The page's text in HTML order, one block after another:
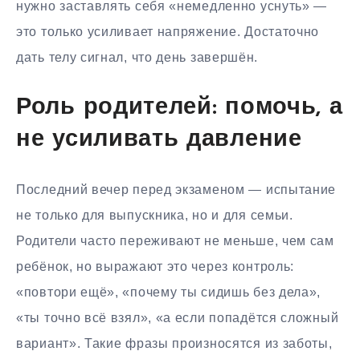
нужно заставлять себя «немедленно уснуть» —
это только усиливает напряжение. Достаточно
дать телу сигнал, что день завершён.
Роль родителей: помочь, а
не усиливать давление
Последний вечер перед экзаменом — испытание
не только для выпускника, но и для семьи.
Родители часто переживают не меньше, чем сам
ребёнок, но выражают это через контроль:
«повтори ещё», «почему ты сидишь без дела»,
«ты точно всё взял», «а если попадётся сложный
вариант». Такие фразы произносятся из заботы,